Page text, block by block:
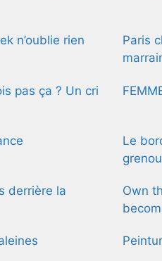
n’oublie rien
Paris
pas ça ? Un cri
Le
derrière la
Own